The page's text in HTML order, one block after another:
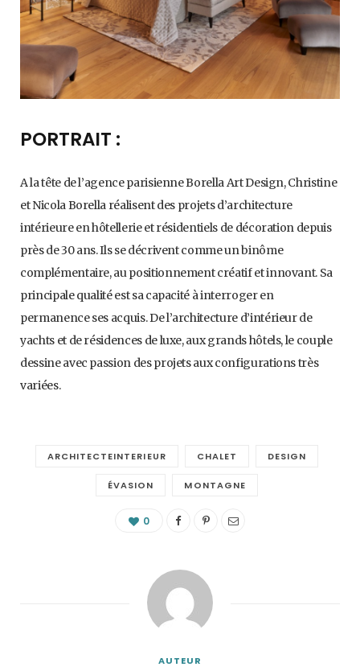
PORTRAIT :
A la tête de l’agence parisienne Borella Art Design, Christine
et Nicola Borella réalisent des projets d’architecture
intérieure en hôtellerie et résidentiels de décoration depuis
près de 30 ans. Ils se décrivent comme un binôme
complémentaire, au positionnement créatif et innovant. Sa
principale qualité est sa capacité à interroger en
permanence ses acquis. De l’architecture d’intérieur de
yachts et de résidences de luxe, aux grands hôtels, le couple
dessine avec passion des projets aux configurations très
variées.
ARCHITECTEINTERIEUR CHALET DESIGN
ÉVASION MONTAGNE
0
AUTEUR